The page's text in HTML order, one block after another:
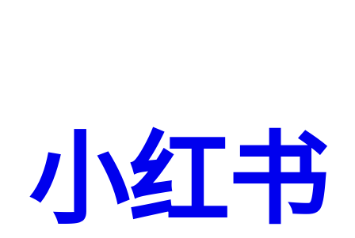
小红书